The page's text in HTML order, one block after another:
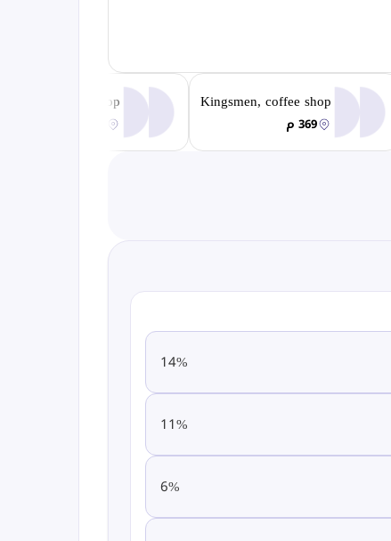
Kingsmen, coffee shop
369 م
Lavazza, coffee shop
14%
11%
6%